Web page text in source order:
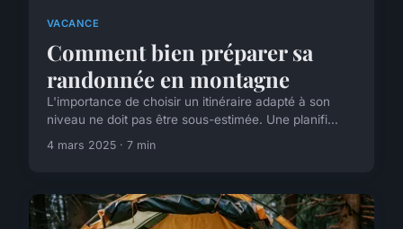
VACANCE
Comment bien préparer sa
randonnée en montagne
L'importance de choisir un itinéraire adapté à son
niveau ne doit pas être sous-estimée. Une planifi...
4 mars 2025 · 7 min